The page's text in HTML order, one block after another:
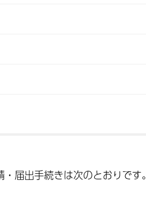
届出手続きは次のとおりです。